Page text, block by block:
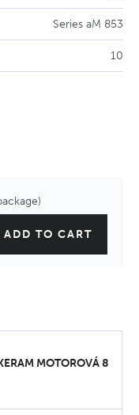
Series aM 853
10
ADD TO CART
MOTOROVÁ 8